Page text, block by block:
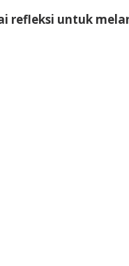
refleksi untuk